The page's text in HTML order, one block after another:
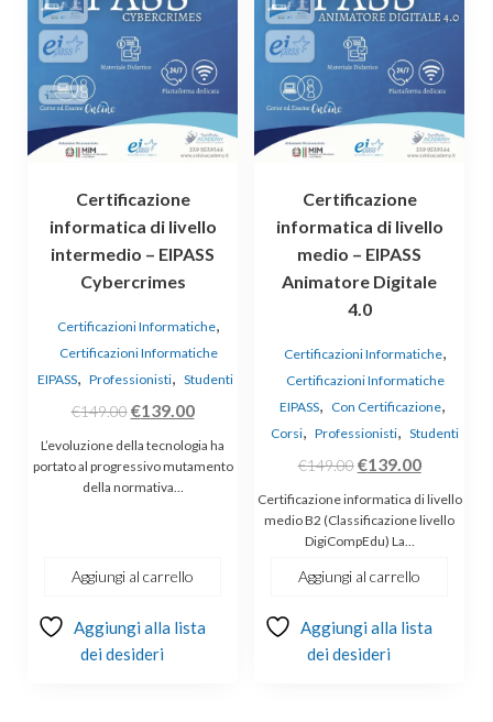
Certificazione
informatica di livello
intermedio – EIPASS
Cybercrimes
Certificazioni Informatiche,
Certificazioni Informatiche
EIPASS, Professionisti, Studenti
€149.00 Il
prezzo
originale
era:
€139.00Il
prezzo
attuale
L’evoluzione della tecnologia ha
portato al progressivo mutamento
della normativa…
Aggiungi al carrello
Aggiungi alla lista
dei desideri
Certificazione
informatica di livello
medio – EIPASS
Animatore Digitale
4.0
Certificazioni Informatiche,
Certificazioni Informatiche
EIPASS, Con Certificazione,
Corsi, Professionisti, Studenti
€149.00Il
prezzo
originale
era:
€149.00.
€139.00Il
prezzo
attuale
Certificazione informatica di livello
medio B2 (Classificazione livello
DigiCompEdu) La…
Aggiungi al carrello
Aggiungi alla lista
dei desideri